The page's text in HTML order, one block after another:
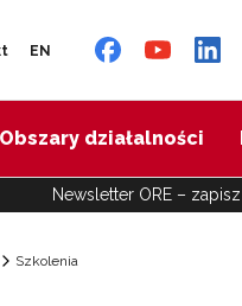
EN
Obszary działalności
Newsletter ORE –
Szkolenia